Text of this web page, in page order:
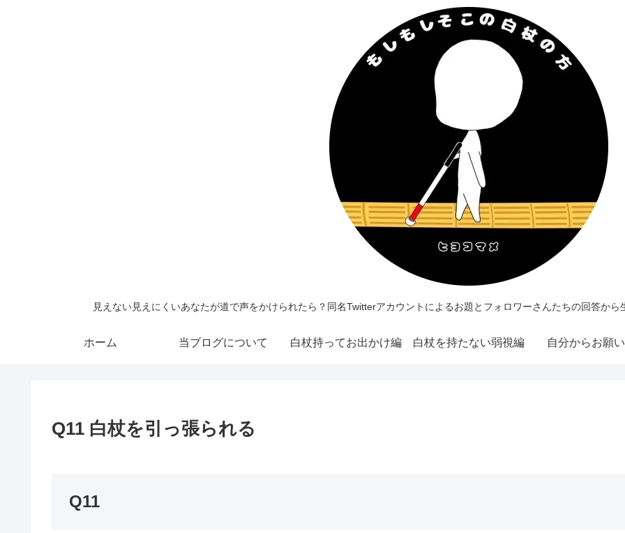
見えない見えにくいあなたが道で声をかけられたら？同名Twitterアカウントによるお題とフォロワーさんたちの回答か
ホーム 当ブログについて 白杖持ってお出かけ編 白杖を持たない弱視編 自分からお願
Q11 白杖を引っ張られる
Q11